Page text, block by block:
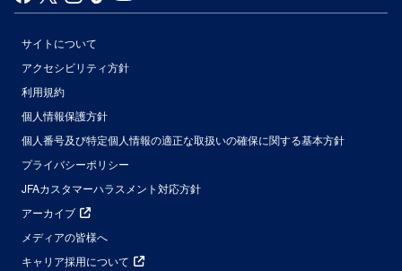
サイトについて
アクセシビリティ方針
利用規約
個人情報保護方針
個人番号及び特定個人情報の適正な取扱いの確保に関する基本方針
プライバシーポリシー
JFAカスタマーハラスメント対応方針
アーカイブ
メディアの皆様へ
キャリア採用について